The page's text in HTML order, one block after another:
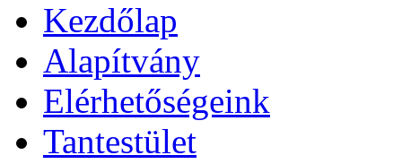
Kezdőlap
Alapítvány
Elérhetőségeink
Tantestület